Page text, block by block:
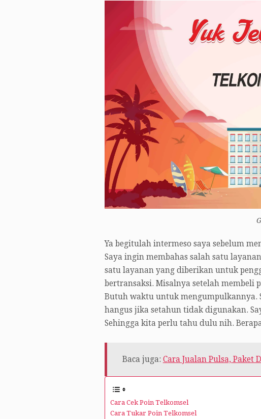
Ya begitulah intermeso saya sebelum
Saya ingin membahas salah satu
satu layanan yang diberikan untuk
bertransaksi. Misalnya setelah membeli
Butuh waktu untuk mengumpulkannya.
hangus jika setahun tidak digunakan.
Sehingga kita perlu tahu dulu nih.
Baca juga: Cara Jualan Pulsa, Paket
Cara Cek Poin Telkomsel
Cara Tukar Poin Telkomsel